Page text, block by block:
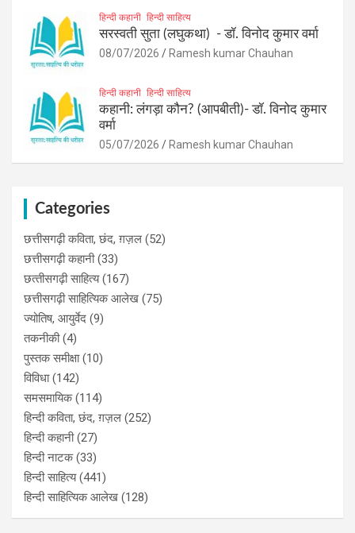
हिन्दी कहानी हिन्दी साहित्य
सरस्वती सुता (लघुकथा) ​- डॉ. विनोद कुमार वर्मा
08/07/2026 Ramesh kumar Chauhan
हिन्दी कहानी हिन्दी साहित्य
कहानी: लंगड़ा कौन? (आपबीती)​- डॉ. विनोद कुमार
वर्मा
05/07/2026 Ramesh kumar Chauhan
Categories
छत्तीसगढ़ी कविता, छंद, ग़ज़ल (52)
छत्तीसगढ़ी कहानी(33)
छत्‍तीसगढ़ी साहित्‍य(167)
छत्तीसगढ़ी साहित्यिक आलेख (75)
ज्योतिष, आयुर्वेद (9)
तकनीकी(4)
पुस्‍तक समीक्षा(10)
विविधा(142)
समसमायिक(114)
हिन्दी कविता, छंद, ग़ज़ल (252)
हिन्दी कहानी(27)
हिन्‍दी नाटक(33)
हिन्दी साहित्य(441)
हिन्दी साहित्यिक आलेख (128)